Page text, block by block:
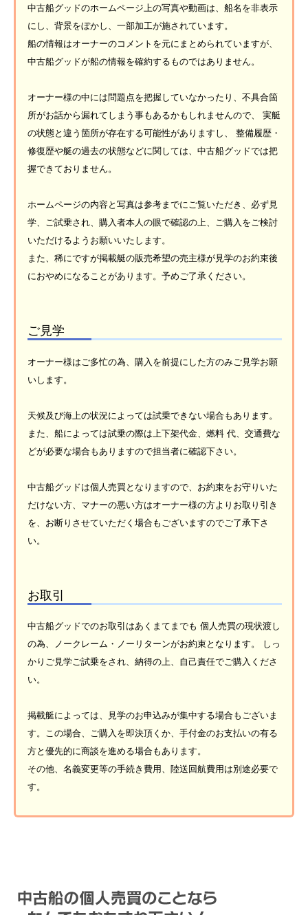
中古船グッドのホームページ上の写真や動画は、船名を非表示
にし、背景をぼかし、一部加工が施されています。
船の情報はオーナーのコメントを元にまとめられていますが、
中古船グッドが船の情報を確約するものではありません。
オーナー様の中には問題点を把握していなかったり、不具合箇
所がお話から漏れてしまう事もあるかもしれませんので、 実艇
の状態と違う箇所が存在する可能性がありますし、 整備履歴・
修復歴や艇の過去の状態などに関しては、中古船グッドでは把
握できておりません。
ホームページの内容と写真は参考までにご覧いただき、必ず見
学、ご試乗され、購入者本人の眼で確認の上、ご購入をご検討
いただけるようお願いいたします。
また、稀にですが掲載艇の販売希望の売主様が見学のお約束後
におやめになることがあります。予めご了承ください。
ご見学
オーナー様はご多忙の為、購入を前提にした方のみご見学お願
いします。
天候及び海上の状況によっては試乗できない場合もあります。
また、船によっては試乗の際は上下架代金、燃料 代、交通費な
どが必要な場合もありますので担当者に確認下さい。
中古船グッドは個人売買となりますので、お約束をお守りいた
だけない方、マナーの悪い方はオーナー様の方よりお取り引き
を、お断りさせていただく場合もございますのでご了承下さ
い。
お取引
中古船グッドでのお取引はあくまてまでも 個人売買の現状渡し
の為、ノークレーム・ノーリターンがお約束となります。 しっ
かりご見学ご試乗をされ、納得の上、自己責任でご購入くださ
い。
掲載艇によっては、見学のお申込みが集中する場合もございま
す。この場合、ご購入を即決頂くか、手付金のお支払いの有る
方と優先的に商談を進める場合もあります。
その他、名義変更等の手続き費用、陸送回航費用は別途必要で
す。